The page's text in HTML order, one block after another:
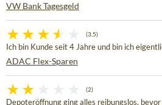
VW Bank Tagesgeld
(3,5)
Ich bin Kunde seit 4 Jahre und bin ich
ADAC Flex-Sparen
(2)
Depoteröffnung ging alles reibungslos,